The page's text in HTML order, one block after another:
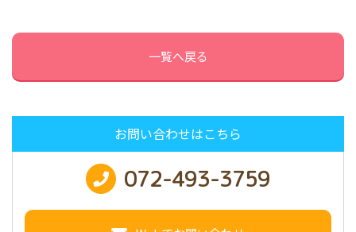
一覧へ戻る
お問い合わせはこちら
072-493-3759